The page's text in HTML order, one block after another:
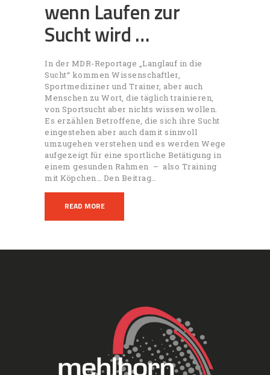
wenn Laufen zur
Sucht wird …
In der MDR-Reportage „Langlauf in die
Sucht“ kommen Wissenschaftler,
Sportmediziner und Trainer, aber auch
Menschen zu Wort, die täglich trainieren,
von Sportsucht aber nichts wissen wollen.
Es erzählen Betroffene, die sich ihre Sucht
eingestehen aber auch damit sinnvoll
umzugehen verstehen und es werden Wege
aufgezeigt für eine sportliche Betätigung in
einem gesunden Rahmen – also Training
mit Köpchen… Den Beitrag…
READ MORE